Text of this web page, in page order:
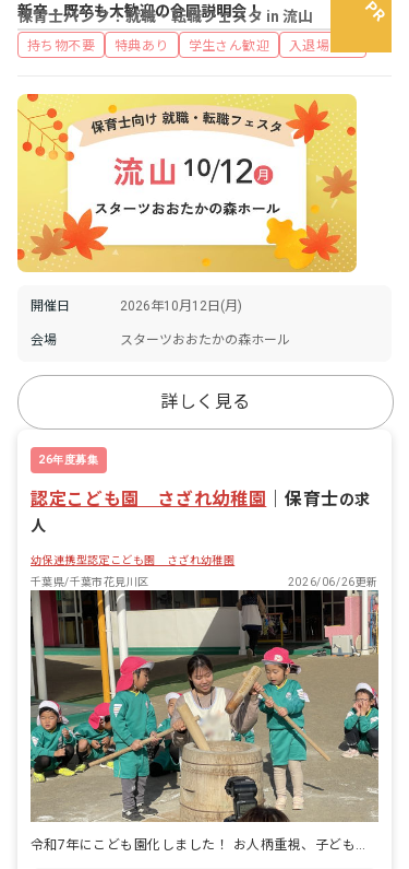
保育士バンク！就職・転職フェスタ in 流山
新卒・既卒も大歓迎の合同説明会！
持ち物不要 特典あり 学生さん歓迎 入退場自由
開催日 2026年10月12日(月)
会場 スターツおおたかの森ホール
詳しく見る
26年度募集
認定こども園 さざれ幼稚園 保育士の求
人
幼保連携型認定こども園 さざれ幼稚園
千葉県/千葉市花見川区
2026/06/26更新
令和7年にこども園化しました！ お人柄重視、子どもが大好きな方を大募集中